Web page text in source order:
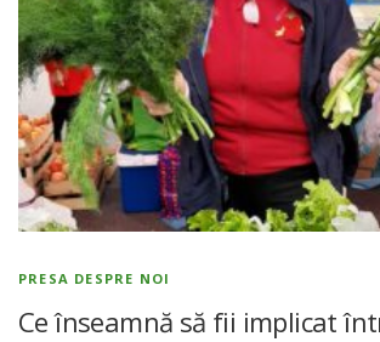
PRESA DESPRE NOI
Ce înseamnă să fii implicat